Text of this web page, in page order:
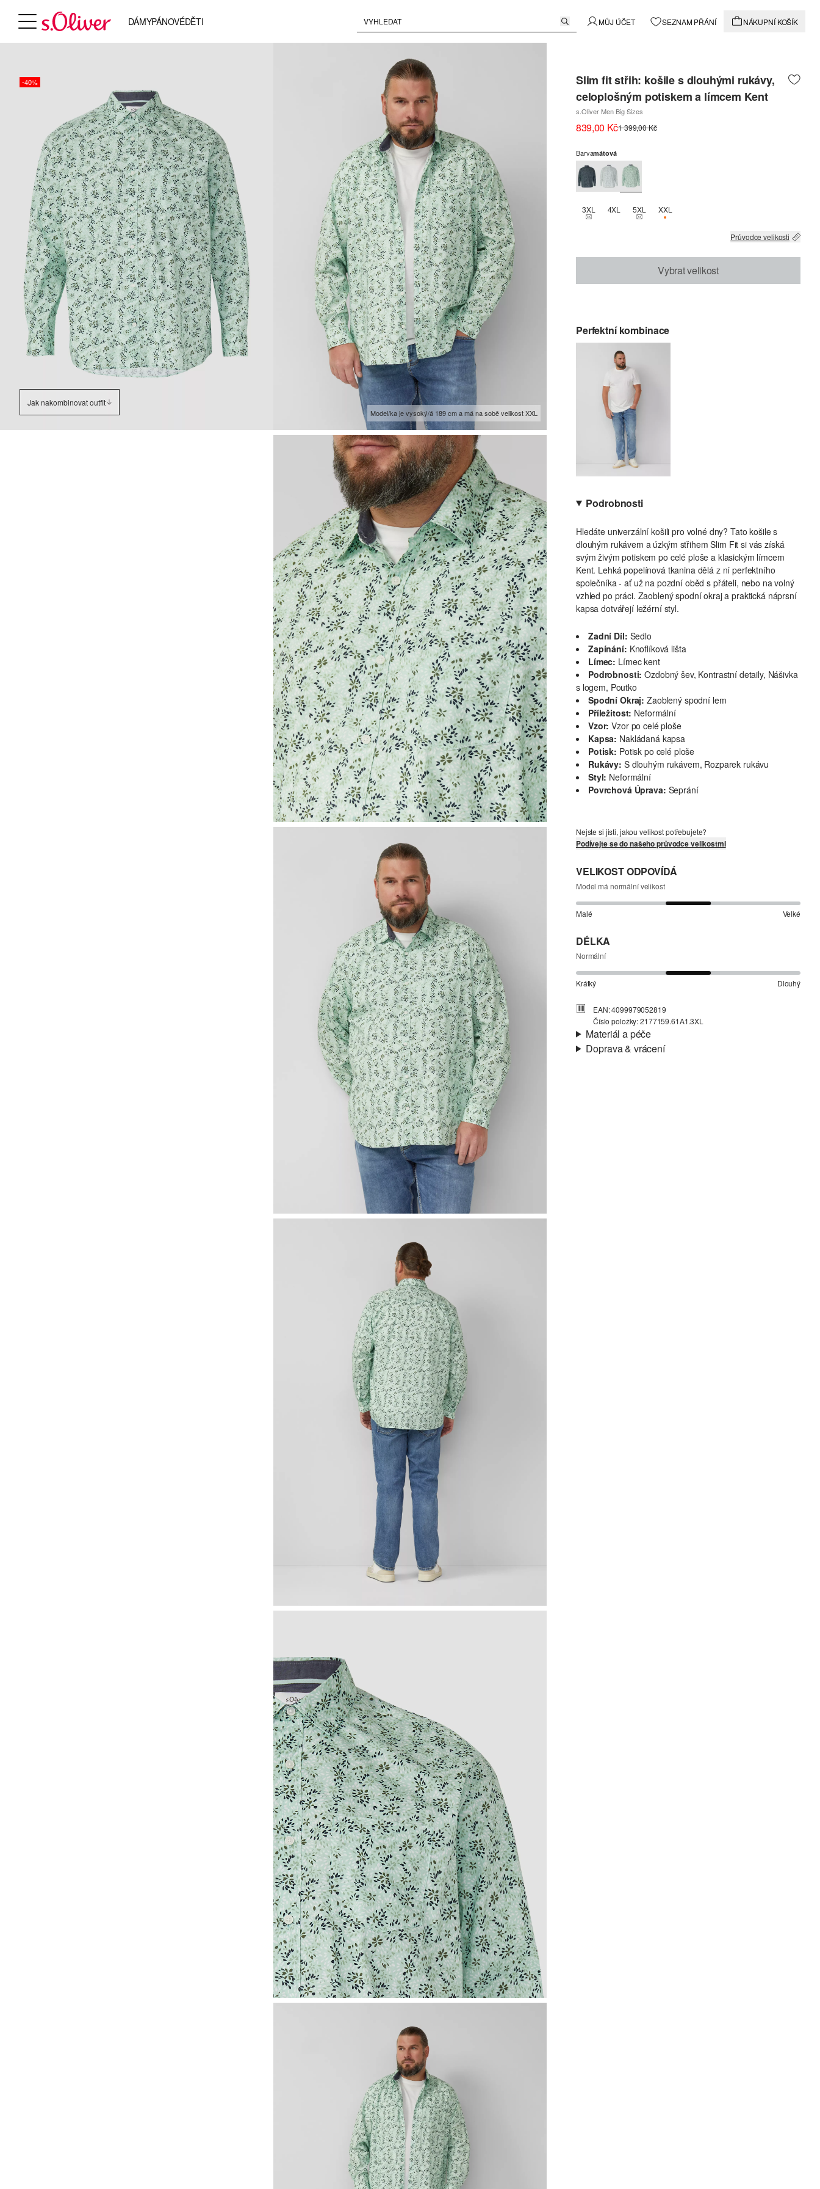
DÁMYPÁNOVÉDĚTI MŮJ ÚČET SEZNAM PŘÁNÍ NÁKUPNÍ KOŠÍK
-40%
Jak nakombinovat outfit
Model/ka je vysoký/á 189 cm a má na sobě velikost XXL
Slim fit střih: košile s dlouhými rukávy,
celoplošným potiskem a límcem Kent
s.Oliver Men Big Sizes
839,00 Kč1 399,00 Kč
Barvamátová
3XLTHIS SIZE IS CURRENTLY OUT OF STOCK
4XL 5XLTHIS SIZE IS CURRENTLY OUT OF STOCK
XXLK DISPOZICI POUZE 3
Průvodce velikosti
Vybrat velikost
Perfektní kombinace
Podrobnosti
Hledáte univerzální košili pro volné dny? Tato košile s
dlouhým rukávem a úzkým střihem Slim Fit si vás získá
svým živým potiskem po celé ploše a klasickým límcem
Kent. Lehká popelínová tkanina dělá z ní perfektního
společníka - ať už na pozdní oběd s přáteli, nebo na volný
vzhled po práci. Zaoblený spodní okraj a praktická náprsní
kapsa dotvářejí ležérní styl.
Zadní Díl: Sedlo
Zapínání: Knoflíková lišta
Límec: Límec kent
Podrobnosti: Ozdobný šev, Kontrastní detaily, Nášivka
s logem, Poutko
Spodní Okraj: Zaoblený spodní lem
Příležitost: Neformální
Vzor: Vzor po celé ploše
Kapsa: Nakládaná kapsa
Potisk: Potisk po celé ploše
Rukávy: S dlouhým rukávem, Rozparek rukávu
Styl: Neformální
Povrchová Úprava: Seprání
Nejste si jisti, jakou velikost potřebujete?
Podívejte se do našeho průvodce velikostmi
VELIKOST ODPOVÍDÁ
Model má normální velikost
Malé Velké
DÉLKA
Normální
Krátký Dlouhý
EAN: 4099979052819
Číslo položky: 2177159.61A1.3XL
Materiál a péče
Doprava & vrácení